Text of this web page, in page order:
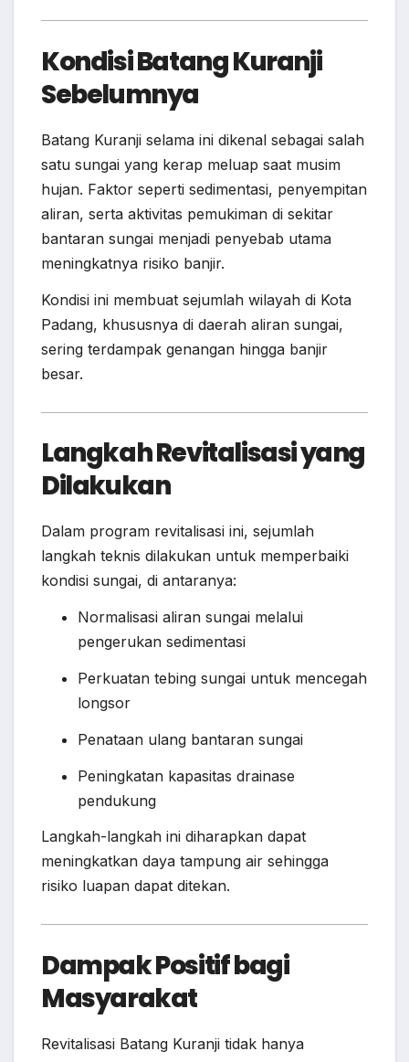
Kondisi Batang Kuranji
Sebelumnya
Batang Kuranji selama ini dikenal sebagai salah
satu sungai yang kerap meluap saat musim
hujan. Faktor seperti sedimentasi, penyempitan
aliran, serta aktivitas pemukiman di sekitar
bantaran sungai menjadi penyebab utama
meningkatnya risiko banjir.
Kondisi ini membuat sejumlah wilayah di Kota
Padang, khususnya di daerah aliran sungai,
sering terdampak genangan hingga banjir
besar.
Langkah Revitalisasi yang
Dilakukan
Dalam program revitalisasi ini, sejumlah
langkah teknis dilakukan untuk memperbaiki
kondisi sungai, di antaranya:
Normalisasi aliran sungai melalui
pengerukan sedimentasi
Perkuatan tebing sungai untuk mencegah
longsor
Penataan ulang bantaran sungai
Peningkatan kapasitas drainase
pendukung
Langkah-langkah ini diharapkan dapat
meningkatkan daya tampung air sehingga
risiko luapan dapat ditekan.
Dampak Positif bagi
Masyarakat
Revitalisasi Batang Kuranji tidak hanya